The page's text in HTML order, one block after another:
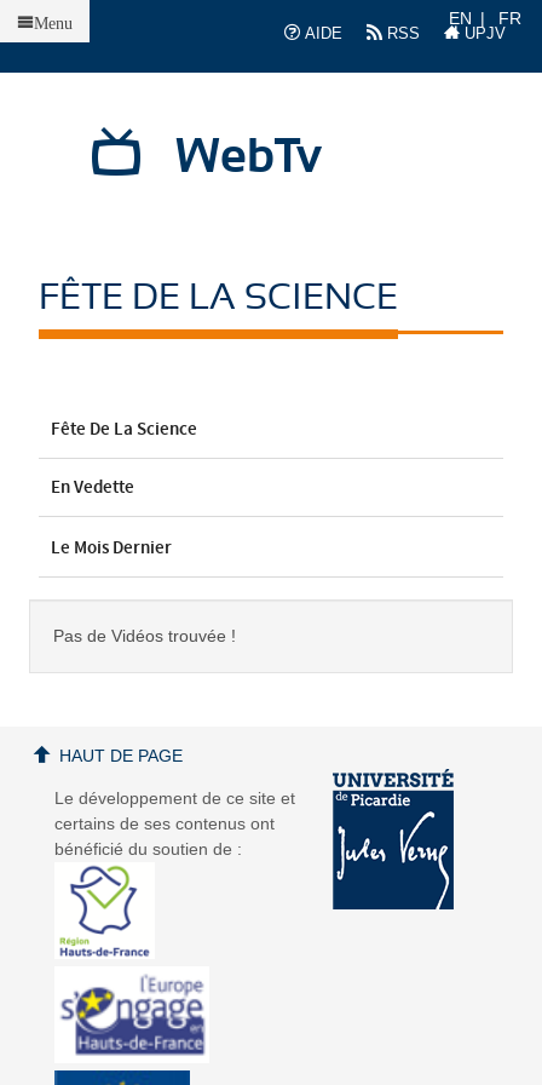
AIDE
RSS UPJV
EN FR
WebTv
Menu
FÊTE DE LA SCIENCE
Fête De La Science
En Vedette
Le Mois Dernier
Pas de Vidéos trouvée !
Le développement de ce site et
certains de ses contenus ont
bénéficié du soutien de :
HAUT DE PAGE